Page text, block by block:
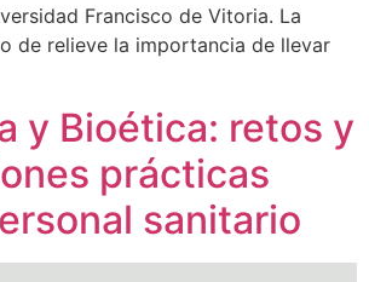
Francisco de Vitoria. La
de relieve la importancia de llevar
y Bioética: retos y
prácticas
sanitario